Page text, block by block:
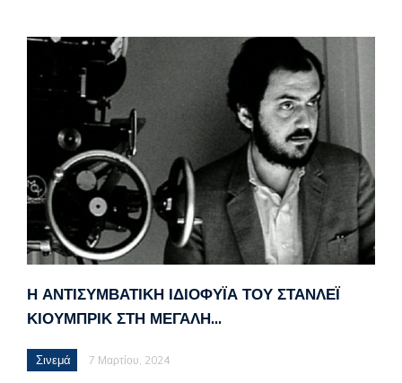
Η ΑΝΤΙΣΥΜΒΑΤΙΚΉ ΙΔΙΟΦΥΪ́Α ΤΟΥ ΣΤΆΝΛΕΪ
ΚΙΟΎΜΠΡΙΚ ΣΤΗ ΜΕΓΆΛΗ…
Σινεμά 7 Μαρτίου, 2024